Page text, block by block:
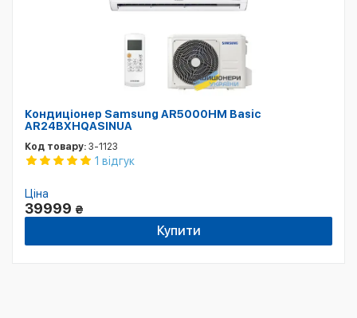
Кондиціонер Samsung AR5000HM Basic
AR24BXHQASINUA
Код товару: 3-1123
1 відгук
Ціна
39999 ₴
Купити